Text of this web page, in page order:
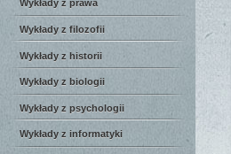
Wykłady z prawa
Wykłady z filozofii
Wykłady z historii
Wykłady z biologii
Wykłady z psychologii
Wykłady z informatyki